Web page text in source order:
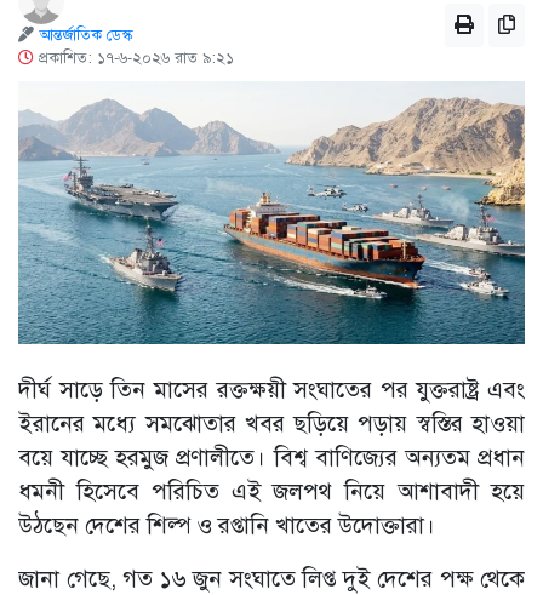
আন্তর্জাতিক ডেস্ক
প্রকাশিত: ১৭-৬-২০২৬ রাত ৯:২১
দীর্ঘ সাড়ে তিন মাসের রক্তক্ষয়ী সংঘাতের পর যুক্তরাষ্ট্র এবং
ইরানের মধ্যে সমঝোতার খবর ছড়িয়ে পড়ায় স্বস্তির হাওয়া
বয়ে যাচ্ছে হরমুজ প্রণালীতে। বিশ্ব বাণিজ্যের অন্যতম প্রধান
ধমনী হিসেবে পরিচিত এই জলপথ নিয়ে আশাবাদী হয়ে
উঠছেন দেশের শিল্প ও রপ্তানি খাতের উদোক্তারা।
জানা গেছে, গত ১৬ জুন সংঘাতে লিপ্ত দুই দেশের পক্ষ থেকে